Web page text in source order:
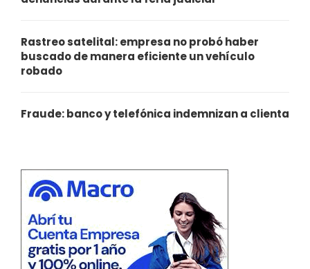
Rastreo satelital: empresa no probó haber
buscado de manera eficiente un vehículo
robado
Fraude: banco y telefónica indemnizan a clienta